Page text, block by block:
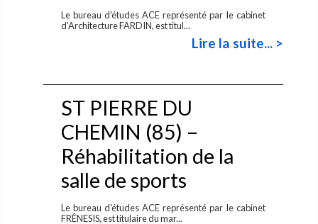
Le bureau d'études ACE représenté par le cabinet
d'Architecture FARDIN, est titul...
Lire la suite... >
ST PIERRE DU
CHEMIN (85) –
Réhabilitation de la
salle de sports
Le bureau d'études ACE représenté par le cabinet
FRÊNESIS, est titulaire du mar...